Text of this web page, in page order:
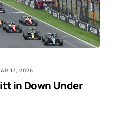
17, 2026
in Down Under